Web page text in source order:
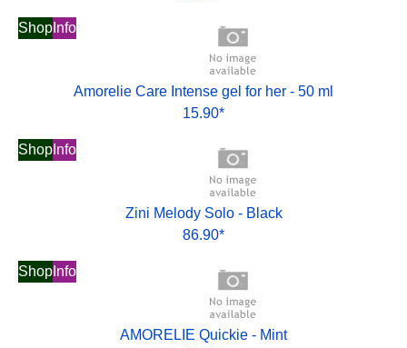
Shop Info
Amorelie Care Intense gel for her - 50 ml
15.90*
Shop Info
Zini Melody Solo - Black
86.90*
Shop Info
AMORELIE Quickie - Mint